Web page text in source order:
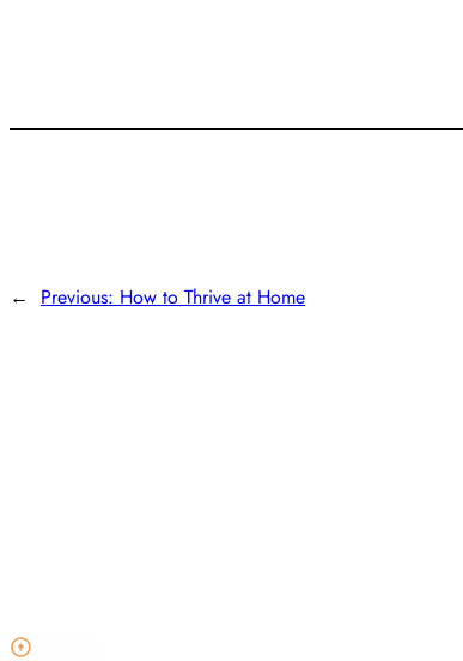
← Previous: How to Thrive at Home